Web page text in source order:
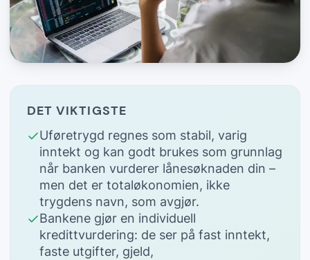
DET VIKTIGSTE
Uføretrygd regnes som stabil, varig
inntekt og kan godt brukes som grunnlag
når banken vurderer lånesøknaden din –
men det er totaløkonomien, ikke
trygdens navn, som avgjør.
Bankene gjør en individuell
kredittvurdering: de ser på fast inntekt,
faste utgifter, gjeld,